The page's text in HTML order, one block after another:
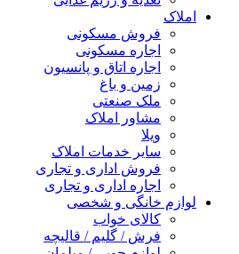
املاک
فروش مسکونی
اجاره مسکونی
اجاره اتاق و پانسیون
زمین و باغ
ملک صنعتی
مشاور املاک
ویلا
سایر خدمات املاک
فروش اداری و تجاری
اجاره اداری و تجاری
لوازم خانگی و شخصی
کالای خواب
فرش / گلیم / قالیچه